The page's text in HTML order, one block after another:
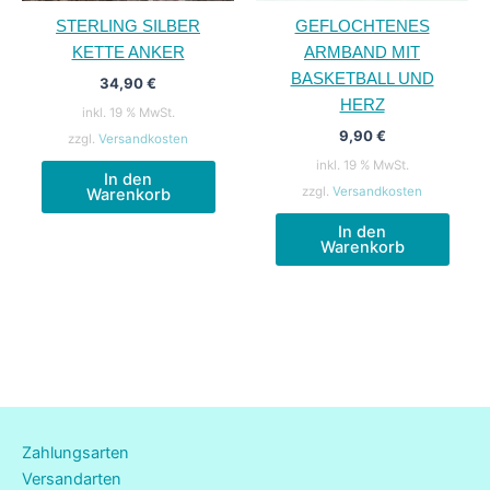
STERLING SILBER
KETTE ANKER
34,90€
inkl. 19 % MwSt.
zzgl. Versandkosten
In den
Warenkorb
GEFLOCHTENES
ARMBAND MIT
BASKETBALL UND
HERZ
9,90€
inkl. 19 % MwSt.
zzgl. Versandkosten
In den
Warenkorb
Zahlungsarten
Versandarten